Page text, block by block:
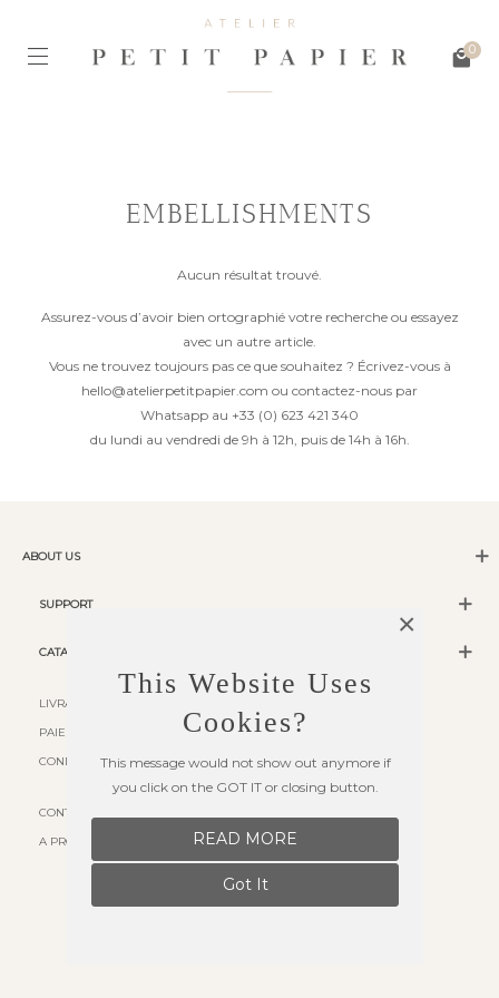
0
EMBELLISHMENTS
Aucun résultat trouvé.
Assurez-vous d’avoir bien ortographié votre recherche ou essayez
avec un autre article.
Vous ne trouvez toujours pas ce que souhaitez ? Écrivez-vous à
hello@atelierpetitpapier.com ou contactez-nous par
Whatsapp au +33 (0) 623 421 340
du lundi au vendredi de 9h à 12h, puis de 14h à 16h.
ABOUT US
SUPPORT
CATALOG
LIVRAISON
PAIEMENT SÉCURISÉ
CONDITIONS D'UTILISATION
CONTACT US
A PROPOS
© 2023 ALL RIGHTS RESERVED
This Website Uses
Cookies?
This message would not show out anymore if
you click on the GOT IT or closing button.
READ MORE
Got It
×